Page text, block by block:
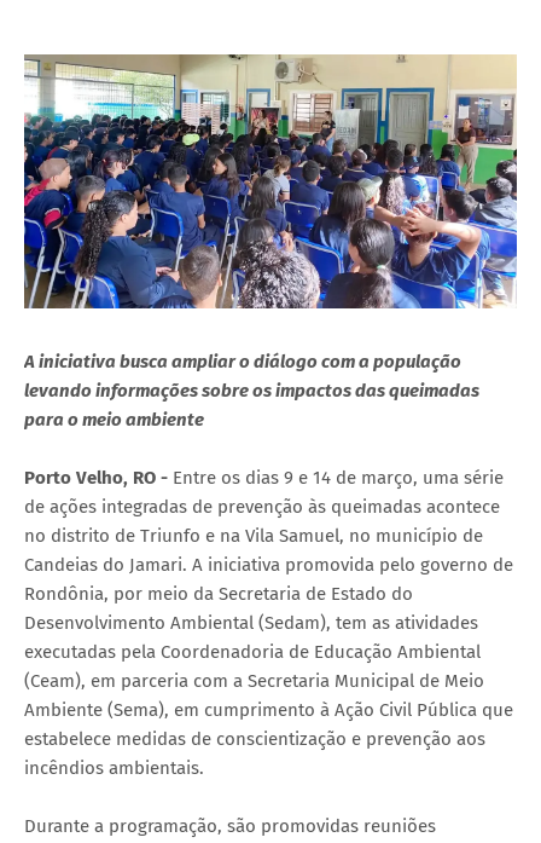
A iniciativa busca ampliar o diálogo com a população
levando informações sobre os impactos das queimadas
para o meio ambiente
Porto Velho, RO - Entre os dias 9 e 14 de março, uma série
de ações integradas de prevenção às queimadas acontece
no distrito de Triunfo e na Vila Samuel, no município de
Candeias do Jamari. A iniciativa promovida pelo governo de
Rondônia, por meio da Secretaria de Estado do
Desenvolvimento Ambiental (Sedam), tem as atividades
executadas pela Coordenadoria de Educação Ambiental
(Ceam), em parceria com a Secretaria Municipal de Meio
Ambiente (Sema), em cumprimento à Ação Civil Pública que
estabelece medidas de conscientização e prevenção aos
incêndios ambientais.
Durante a programação, são promovidas reuniões